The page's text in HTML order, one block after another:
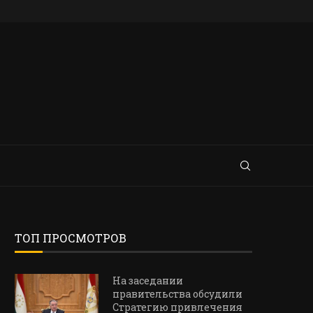
ТОП ПРОСМОТРОВ
На заседании
правительства обсудили
Стратегию привлечения